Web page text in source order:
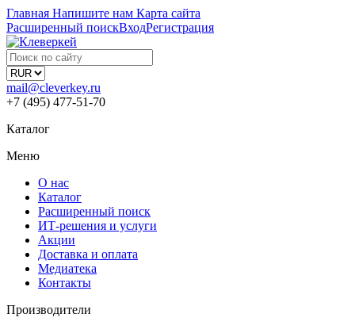
Главная Напишите нам Карта сайта
Расширенный поискВходРегистрация
mail@cleverkey.ru
+7 (495) 477-51-70
Каталог
Меню
О нас
Каталог
Расширенный поиск
ИТ-решения и услуги
Акции
Доставка и оплата
Медиатека
Контакты
Производители